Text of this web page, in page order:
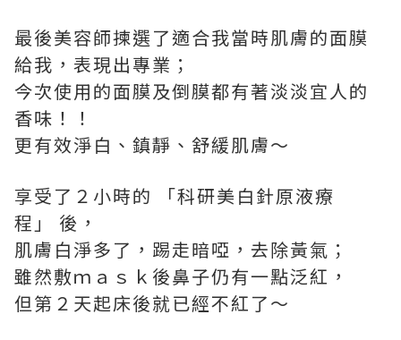
最後美容師揀選了適合我當時肌膚的面膜
給我，表現出專業；
今次使用的面膜及倒膜都有著淡淡宜人的
香味！！
更有效淨白、鎮靜、舒緩肌膚～
享受了２小時的 「科研美白針原液療
程」 後，
肌膚白淨多了，踢走暗啞，去除黃氣；
雖然敷ｍａｓｋ後鼻子仍有一點泛紅，
但第２天起床後就已經不紅了～